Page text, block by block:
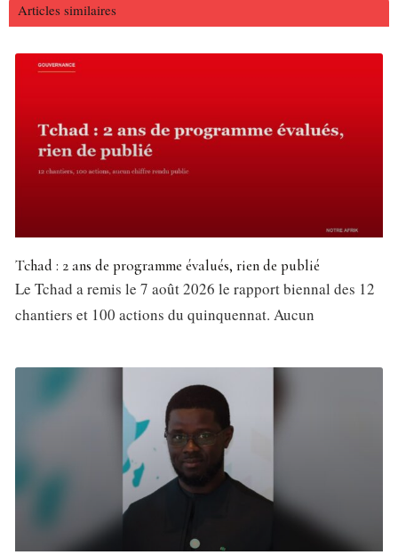
Articles similaires
Tchad : 2 ans de programme évalués, rien de publié
Le Tchad a remis le 7 août 2026 le rapport biennal des 12
chantiers et 100 actions du quinquennat. Aucun